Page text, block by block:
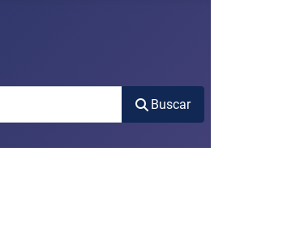
Buscar